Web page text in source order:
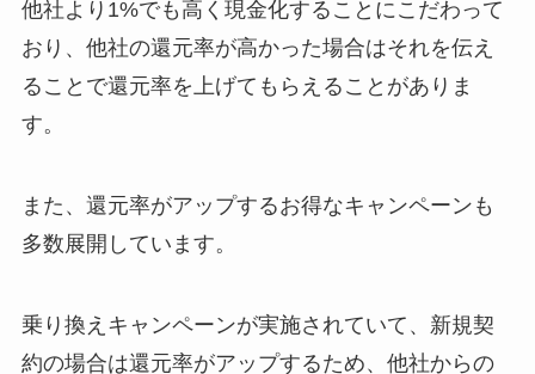
他社より1%でも高く現金化することにこだわって
おり、他社の還元率が高かった場合はそれを伝え
ることで還元率を上げてもらえることがありま
す。
また、還元率がアップするお得なキャンペーンも
多数展開しています。
乗り換えキャンペーンが実施されていて、新規契
約の場合は還元率がアップするため、他社からの